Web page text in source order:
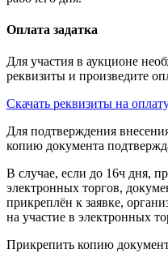
Оплата задатка
Для участия в аукционе
реквизиты и произведите
Скачать реквизиты на
Для подтверждения
копию документа
В случае, если до 16ч дня,
электронных торгов,
прикреплён к заявке,
на участие в электронных
Прикрепить копию